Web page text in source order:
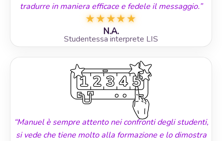
tradurre in maniera efficace e fedele il messaggio.”
★★★★★
N.A.
Studentessa interprete LIS
“Manuel è sempre attento nei confronti degli studenti,
si vede che tiene molto alla formazione e lo dimostra